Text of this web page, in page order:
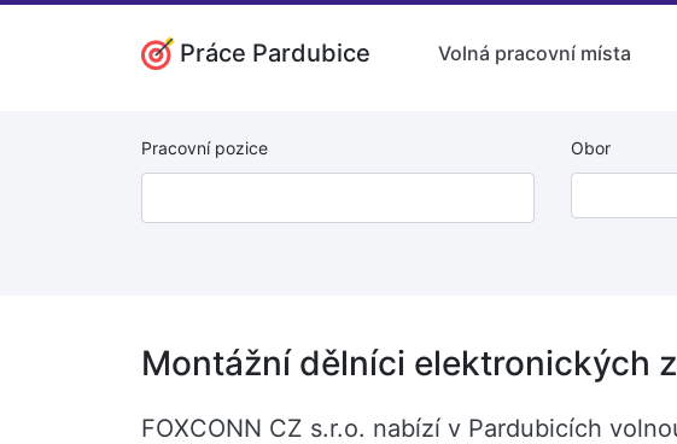
Práce Pardubice Volná pracovní místa
Pracovní pozice Obor
Montážní dělníci elektronických
FOXCONN CZ s.r.o. nabízí v Pardubicích